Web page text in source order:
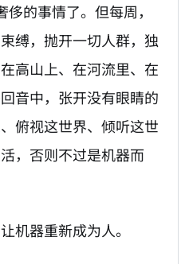
的事情了。但每周，
缚，抛开一切人群，独
高山上、在河流里、在
音中，张开没有眼睛的
俯视这世界、倾听这世
，否则不过是机器而
机器重新成为人。